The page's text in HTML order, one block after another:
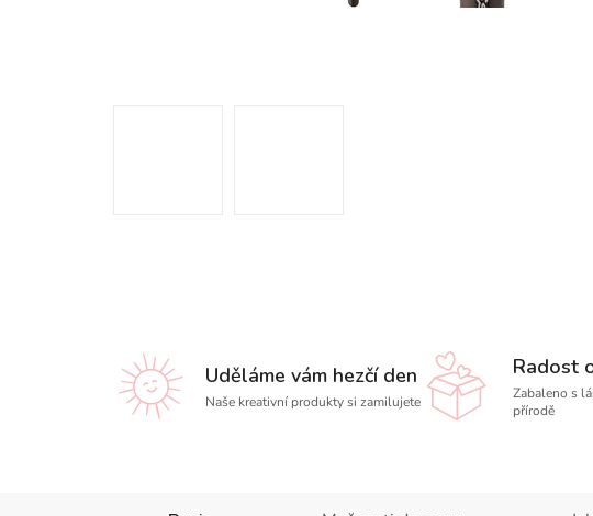
Uděláme vám hezčí den
Naše kreativní produkty si zamilujete
Radost
Zabaleno s
přírodě